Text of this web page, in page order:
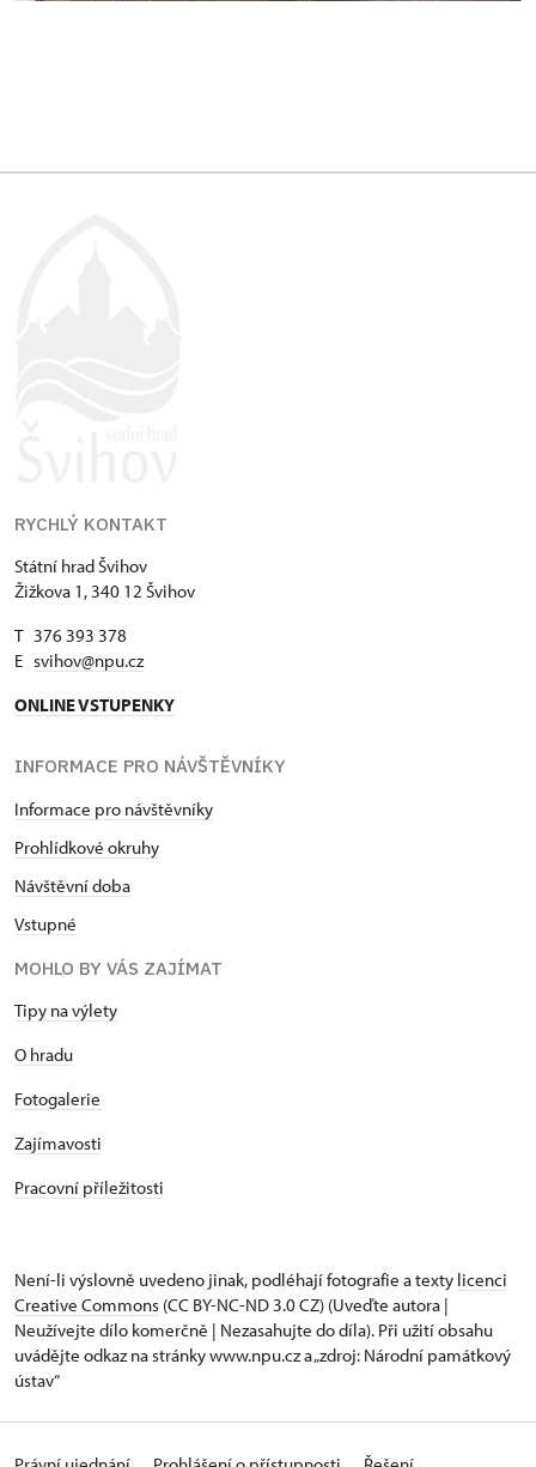
RYCHLÝ KONTAKT
Státní hrad Švihov
Žižkova 1, 340 12 Švihov
T 376 393 378
E svihov@npu.cz
ONLINE VSTUPENKY
INFORMACE PRO NÁVŠTĚVNÍKY
Informace pro návštěvníky
Prohlídkové okruhy
Návštěvní doba
Vstupné
MOHLO BY VÁS ZAJÍMAT
Tipy na výlety
O hradu
Fotogalerie
Zajímavosti
Pracovní příležitosti
Není-li výslovně uvedeno jinak, podléhají fotografie a texty licenci
Creative Commons (CC BY-NC-ND 3.0 CZ) (Uveďte autora |
Neužívejte dílo komerčně | Nezasahujte do díla). Při užití obsahu
uvádějte odkaz na stránky www.npu.cz a „zdroj: Národní památkový
ústav“